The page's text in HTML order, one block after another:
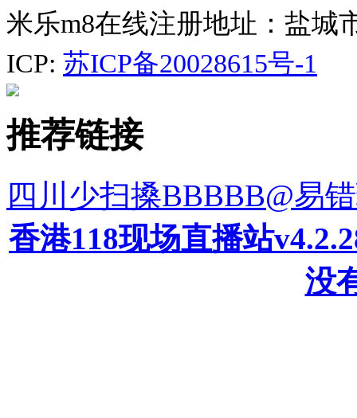
米乐m8在线注册地址：盐城
ICP: 苏ICP备20028615号-1
推荐链接
四川少扫搡BBBBB@易
香港118现场直播站
没